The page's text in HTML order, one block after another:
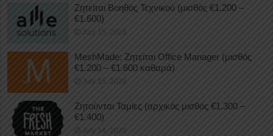
Ζητείται Βοηθός Τεχνικού (μισθός €1.200 –
€1.600)
July 15, 2026
MeshMade: Ζητείται Office Manager (μισθός
€1.200 – €1.600 καθαρά)
July 15, 2026
Ζητούνται Ταμίες (αρχικός μισθός €1.300 –
€1.400)
July 14, 2026